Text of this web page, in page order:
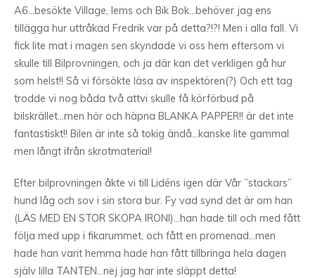
A6…besökte Village, Iems och Bik Bok…behöver jag ens
tillägga hur uttråkad Fredrik var på detta?!?! Men i alla fall. Vi
fick lite mat i magen sen skyndade vi oss hem eftersom vi
skulle till Bilprovningen, och ja där kan det verkligen gå hur
som helst!! Så vi försökte läsa av inspektören(?) Och ett tag
trodde vi nog båda två attvi skulle få körförbud på
bilskrället…men hör och häpna BLANKA PAPPER!! är det inte
fantastiskt!! Bilen är inte så tokig ändå…kanske lite gammal
men långt ifrån skrotmaterial!
Efter bilprovningen åkte vi till Lidéns igen där Vår ”stackars”
hund låg och sov i sin stora bur. Fy vad synd det är om han
(LÄS MED EN STOR SKOPA IRONI)…han hade till och med fått
följa med upp i fikarummet, och fått en promenad…men
hade han varit hemma hade han fått tillbringa hela dagen
själv lilla TANTEN…nej jag har inte släppt detta!